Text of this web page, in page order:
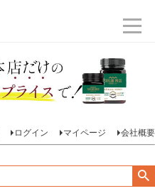
ログイン マイページ 会社概要